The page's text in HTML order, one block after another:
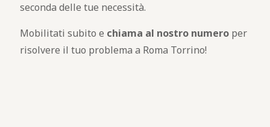
seconda delle tue necessità.
Mobilitati subito e chiama al nostro numero per
risolvere il tuo problema a Roma Torrino!